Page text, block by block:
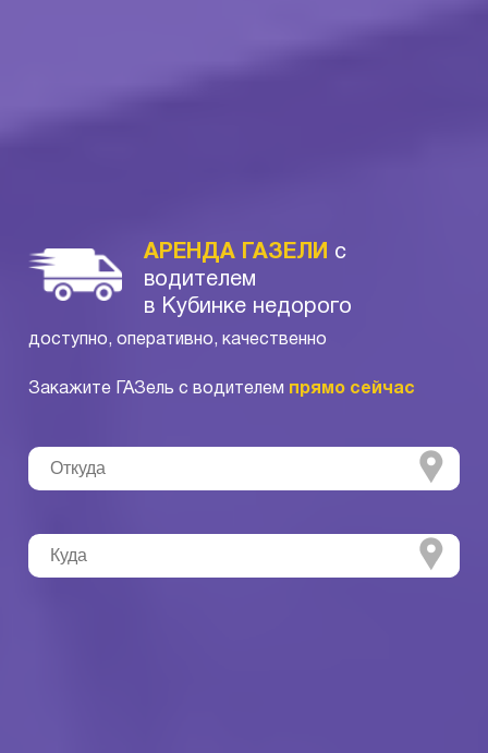
АРЕНДА ГАЗЕЛИ
с
водителем
в Кубинке недорого
доступно, оперативно, качественно
Закажите ГАЗель с водителем прямо сейчас